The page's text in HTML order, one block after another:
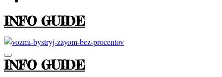
INFO GUIDE
INFO GUIDE